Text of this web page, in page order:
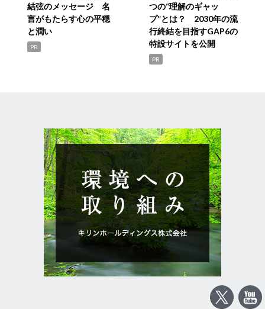
結弦のメッセージ 名
言がもたらす心の平穏
と潤い
PR
つの“理解のギャッ
プ”とは？ 2030年の流
行終結を目指すGAP6の
特設サイトを公開
PR